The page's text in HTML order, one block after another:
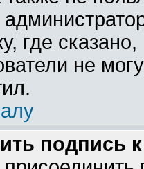
где
не
подпись